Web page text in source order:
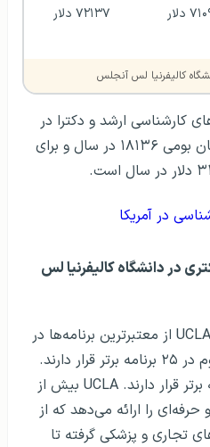
دلار ۷۲۱۳۷ دلار
کالیفرنیا لس آنجلس
کارشناسی ارشد و دکترا در
دانشگاه UCLA برای دانشجویان بومی ۱۸۱۳۶ در سال و برای
در آمریکا
در دانشگاه کالیفرنیا لس
برنامه‌های تحصیلات تکمیلی UCLA از معتبرترین برنامه‌ها در
جهان هستند که به طور مداوم در ۲۵ برنامه برتر قرار دارند.
چهل برنامه دکترا در ۱۰ برنامه برتر قرار دارند. UCLA بیش از
و حرفه‌ای را ارائه می‌دهد که از
تجاری و پزشکی گرفته تا